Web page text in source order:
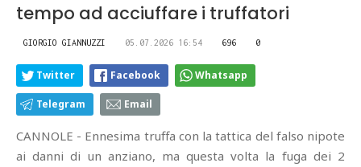
tempo ad acciuffare i truffatori
GIORGIO GIANNUZZI 05.07.2026 16:54 696 0
Twitter Facebook Whatsapp
Telegram Email
CANNOLE - Ennesima truffa con la tattica del falso nipote
ai danni di un anziano, ma questa volta la fuga dei 2